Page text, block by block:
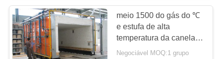
NÓS
VISITA
meio 1500 do gás do ℃
e estufa de alta
temperatura da canela
do acendimento
Negociável MOQ:1 grupo